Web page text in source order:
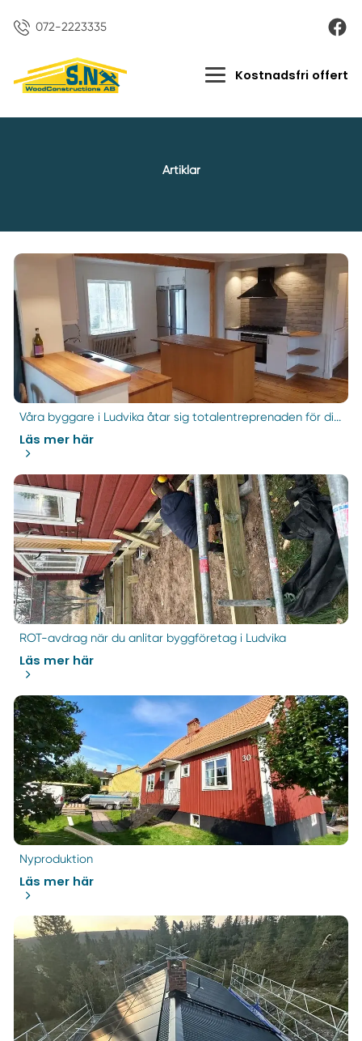
072-2223335
Kostnadsfri offert
Artiklar
Våra byggare i Ludvika åtar sig totalentreprenaden för di...
Läs mer här
ROT-avdrag när du anlitar byggföretag i Ludvika
Läs mer här
Nyproduktion
Läs mer här